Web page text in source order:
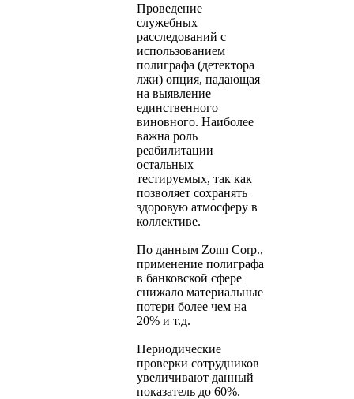
Проведение
служебных
расследований с
использованием
полиграфа (детектора
лжи) опция, падающая
на выявление
единственного
виновного. Наиболее
важна роль
реабилитации
остальных
тестируемых, так как
позволяет сохранять
здоровую атмосферу в
коллективе.
По данным Zonn Corp.,
применение полиграфа
в банковской сфере
снижало материальные
потери более чем на
20% и т.д.
Периодические
проверки сотрудников
увеличивают данный
показатель до 60%.